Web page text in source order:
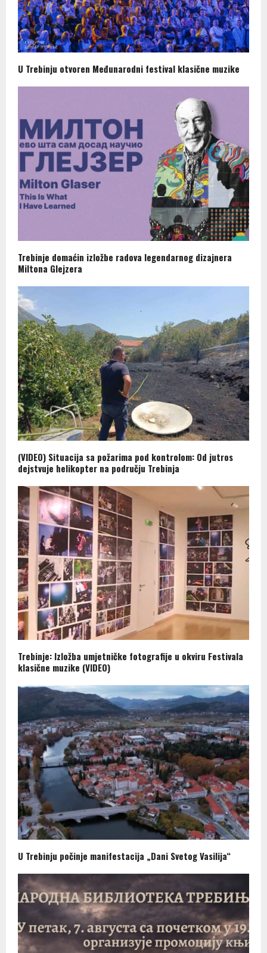
U Trebinju otvoren Međunarodni festival klasične muzike
Trebinje domaćin izložbe radova legendarnog dizajnera
Miltona Glejzera
(VIDEO) Situacija sa požarima pod kontrolom: Od jutros
dejstvuje helikopter na području Trebinja
Trebinje: Izložba umjetničke fotografije u okviru Festivala
klasične muzike (VIDEO)
U Trebinju počinje manifestacija „Dani Svetog Vasilija“